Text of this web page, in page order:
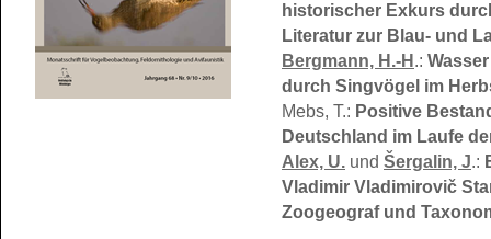
historischer Exkurs
Literatur zur Blau- und
Bergmann, H.-H .:
durch Singvögel im
Mebs, T.: Positive
Deutschland im Laufe
Alex, U. und Šergalin, J.:
Vladimir Vladimirovič
Zoogeograf und